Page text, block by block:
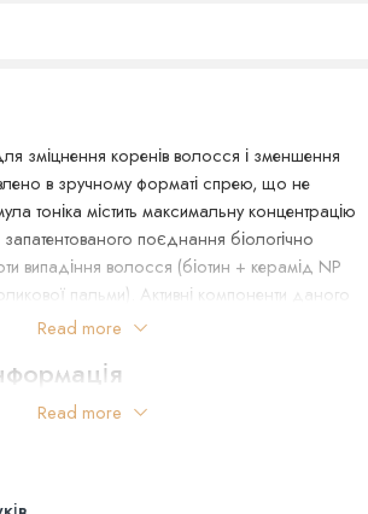
зміцнення коренів волосся і зменшення
в зручному форматі спрею, що не
тоніка містить максимальну концентрацію
поєднання біологічно
випадіння волосся (біотин + керамід NP
пальми). Активні компоненти даного
ліпосоми нано-розмірів (в 2,5 тисячі разів
діючу речовину безпосередньо в фолікули
Folligen Tonic також входять рослинні
Read more
Read more